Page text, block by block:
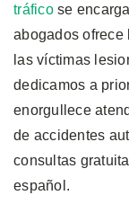
tráficose
abogados
las víctimas
dedicamos a
enorgullece
de accidentes
consultas
español.